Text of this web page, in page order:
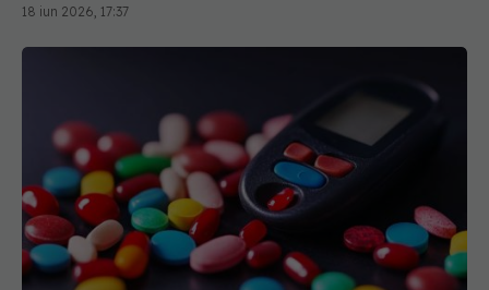
Cum ajută metformin controlul glicemiei
02 mar 2026, 13:12